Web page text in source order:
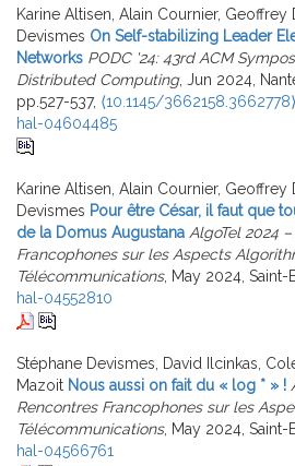
Karine Altisen, Alain Cournier, Geoffrey
Devismes On Self-stabilizing Leader
Networks PODC '24: 43rd ACM
Distributed Computing, Jun 2024,
pp.527-537, ⟨10.1145/3662158.3662778⟩
hal-04604485
Karine Altisen, Alain Cournier, Geoffrey
Devismes Pour être César, il faut que
de la Domus Augustana AlgoTel 2024
Francophones sur les Aspects
Télécommunications, May 2024, Saint-
hal-04552810
Stéphane Devismes, David Ilcinkas,
Mazoit Nous aussi on fait du « log * » !
Rencontres Francophones sur les
Télécommunications, May 2024, Saint-
hal-04566761